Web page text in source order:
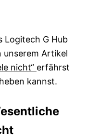
Logitech G Hub
unserem Artikel
nicht“ erfährst
kannst.